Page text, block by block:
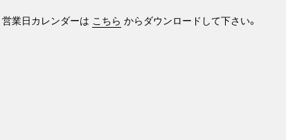
営業日カレンダーは こちら からダウンロードして下さい。